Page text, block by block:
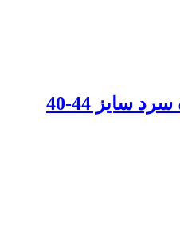
بست چنگالی گالوانیزه سرد سایز 44-40